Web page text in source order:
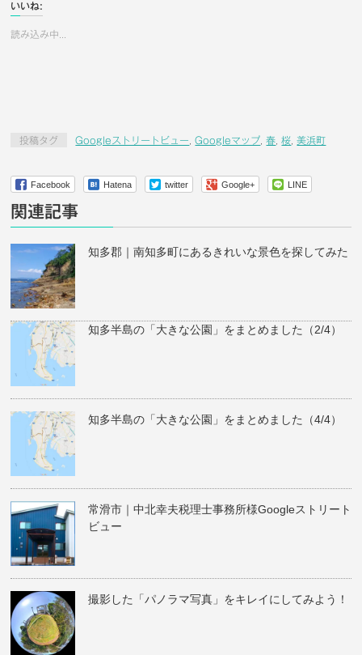
いいね:
読み込み中...
投稿タグ Googleストリートビュー ,Googleマップ ,春 ,桜 ,美浜町
Facebook Hatena twitter Google+ LINE
関連記事
知多郡｜南知多町にあるきれいな景色を探してみた
知多半島の「大きな公園」をまとめました（2/4）
知多半島の「大きな公園」をまとめました（4/4）
常滑市｜中北幸夫税理士事務所様Googleストリート
ビュー
撮影した「パノラマ写真」をキレイにしてみよう！